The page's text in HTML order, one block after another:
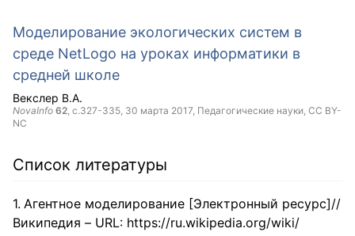
Моделирование экологических систем в
среде NetLogo на уроках информатики в
средней школе
Векслер В.А.
NovaInfo 62 , с.327-335, 30 марта 2017 , Педагогические науки, CC BY-
NC
Список литературы
Агентное моделирование [Электронный ресурс]//
Википедия – URL: https://ru.wikipedia.org/wiki/